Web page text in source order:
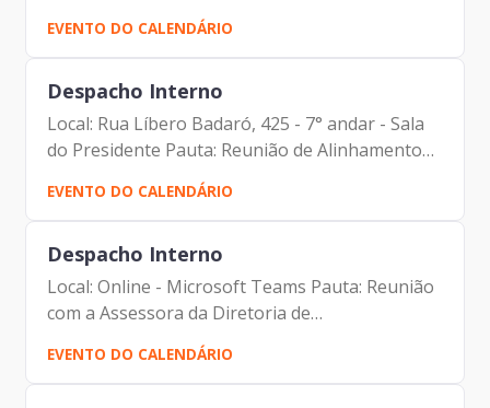
Francisco Forbes – Presidente | Prodam-SP -
Pedro Fernandes – Presidente | SP Urbanismo
EVENTO DO CALENDÁRIO
Despacho Interno
Local: Rua Líbero Badaró, 425 - 7° andar - Sala
do Presidente Pauta: Reunião de Alinhamento
Participantes: - Francisco Forbes – Presidente |
Prodam-SP - Priscila Ungaretti - Advogada|
Prodam-SP
EVENTO DO CALENDÁRIO
Despacho Interno
Local: Online - Microsoft Teams Pauta: Reunião
com a Assessora da Diretoria de
Relacionamento e Inteligência de Mercado
Participantes: - Francisco Forbes – Presidente |
Prodam-SP - Ivy Assis -...
EVENTO DO CALENDÁRIO